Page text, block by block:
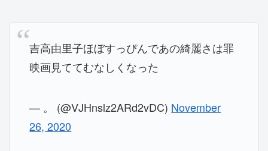
吉高由里子ほぼすっぴんであの綺麗さは罪
映画見ててむなしくなった
— 。 (@VJHnslz2ARd2vDC) November
26, 2020